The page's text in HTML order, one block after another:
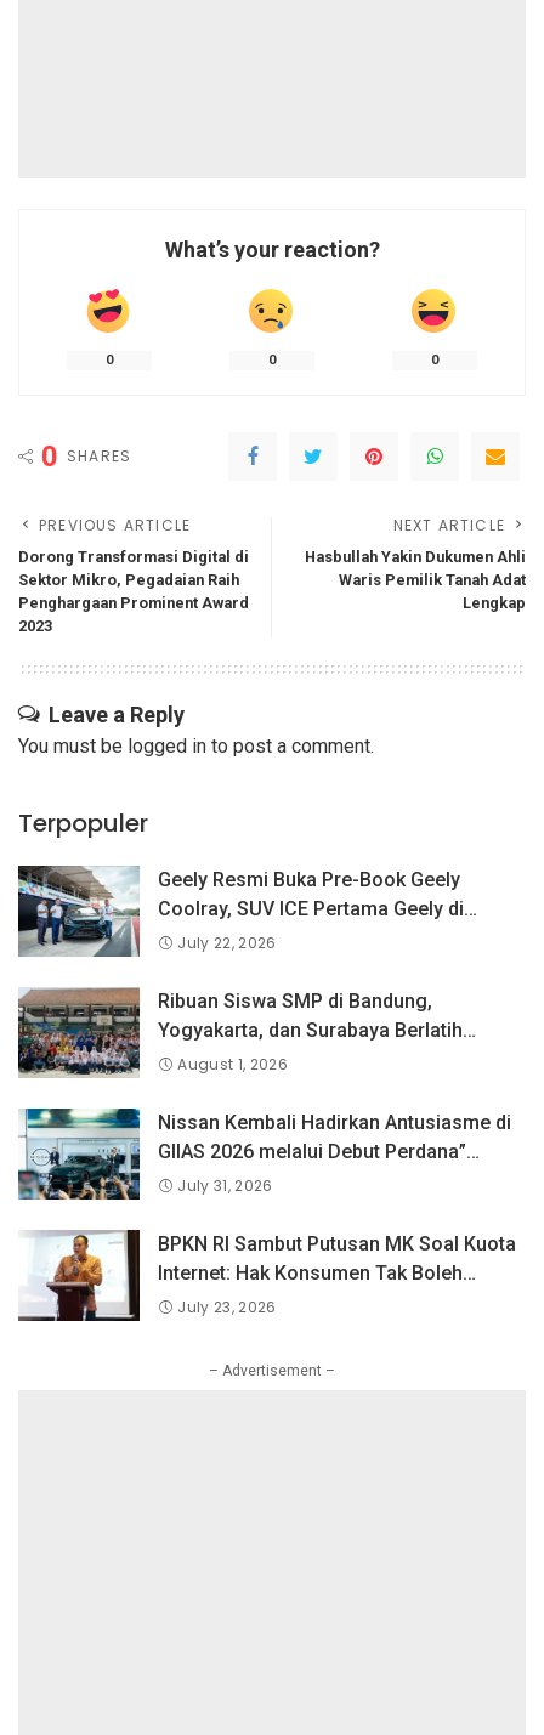
What’s your reaction?
0 0 0
0 SHARES
PREVIOUS ARTICLE
Dorong Transformasi Digital di
Sektor Mikro, Pegadaian Raih
Penghargaan Prominent Award
2023
NEXT ARTICLE
Hasbullah Yakin Dukumen Ahli
Waris Pemilik Tanah Adat
Lengkap
Leave a Reply
You must be logged in to post a comment.
Terpopuler
Geely Resmi Buka Pre-Book Geely
Coolray, SUV ICE Pertama Geely di
Indonesia yang Dipercaya Lebih dari 1,3
July 22, 2026
Ribuan Siswa SMP di Bandung,
Yogyakarta, dan Surabaya Berlatih
Langsung Bersama Atlet Voli Nasional di
Nation 2026.
August 1, 2026
Nissan Kembali Hadirkan Antusiasme di
GIIAS 2026 melalui Debut Perdana”
Fairlady Z di Indonesia”
July 31, 2026
BPKN RI Sambut Putusan MK Soal Kuota
Internet: Hak Konsumen Tak Boleh
Hangus Sepihak
July 23, 2026
– Advertisement –